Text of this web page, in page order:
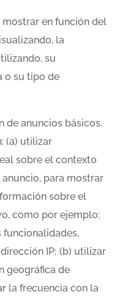
mostrar en función del
la
su
o su tipo de
de anuncios básicos,
(a) utilizar
sobre el contexto
para mostrar
sobre el
como por ejemplo:
IP; (b) utilizar
geográfica de
la frecuencia con la